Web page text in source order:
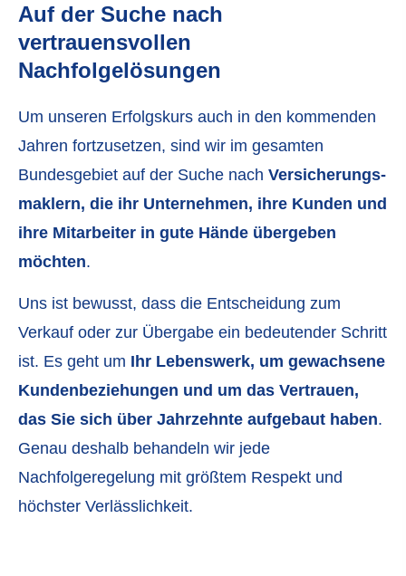
Auf der Suche nach
vertrauensvollen
Nachfolgelösungen
Um unseren Erfolgskurs auch in den kommenden
Jahren fortzusetzen, sind wir im gesamten
Bundesgebiet auf der Suche nach Ver­sicherungs­
maklern, die ihr Unternehmen, ihre Kunden und
ihre Mitarbeiter in gute Hände übergeben
möchten.
Uns ist bewusst, dass die Entscheidung zum
Verkauf oder zur Übergabe ein bedeutender Schritt
ist. Es geht um Ihr Lebenswerk, um gewachsene
Kundenbeziehungen und um das Vertrauen,
das Sie sich über Jahrzehnte aufgebaut haben.
Genau deshalb behandeln wir jede
Nachfolgeregelung mit größtem Respekt und
höchster Verlässlichkeit.